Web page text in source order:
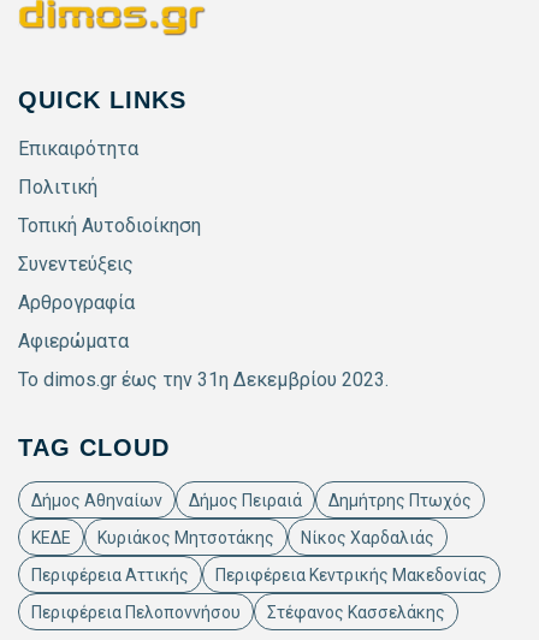
QUICK LINKS
Επικαιρότητα
Πολιτική
Τοπική Αυτοδιοίκηση
Συνεντεύξεις
Αρθρογραφία
Αφιερώματα
Το dimos.gr έως την 31η Δεκεμβρίου 2023.
TAG CLOUD
Δήμος Αθηναίων Δήμος Πειραιά
Δημήτρης Πτωχός
ΚΕΔΕ
Κυριάκος Μητσοτάκης
Νίκος Χαρδαλιάς
Περιφέρεια Αττικής
Περιφέρεια Κεντρικής Μακεδονίας
Περιφέρεια Πελοποννήσου
Στέφανος Κασσελάκης